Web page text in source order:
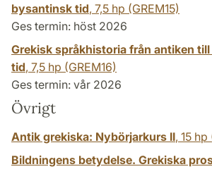
bysantinsk tid, 7,5 hp (GREM15)
Ges termin: höst 2026
Grekisk språkhistoria från antiken
tid, 7,5 hp (GREM16)
Ges termin: vår 2026
Övrigt
Antik grekiska: Nybörjarkurs II, 15 hp
Bildningens betydelse. Grekiska